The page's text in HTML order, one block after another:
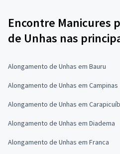
Encontre Manicures
de Unhas nas
Alongamento de Unhas em Bauru
Alongamento de Unhas em Campinas
Alongamento de Unhas em
Alongamento de Unhas em Diadema
Alongamento de Unhas em Franca